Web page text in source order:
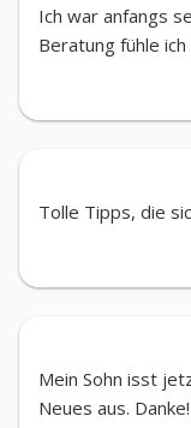
Ich war anfangs
Beratung fühle
Tolle Tipps, die
Mein Sohn isst
Neues aus. Danke!